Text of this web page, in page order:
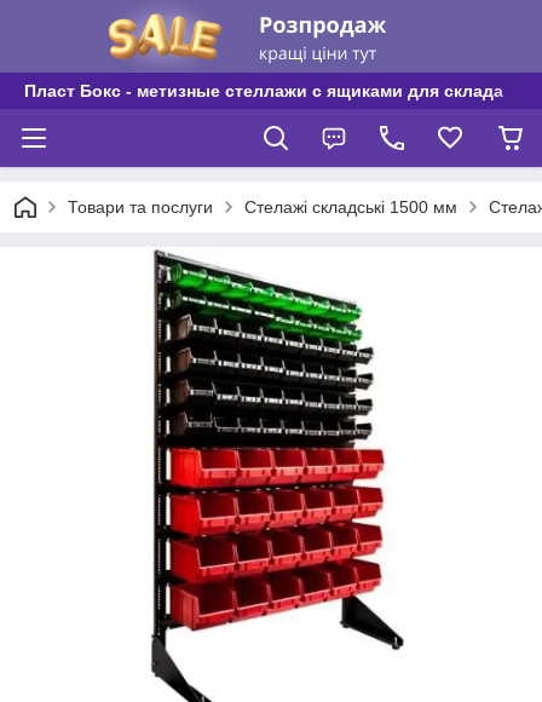
Пласт Бокс - метизные стеллажи с ящиками для склада
Товари та послуги Стелажі складські 1500 мм